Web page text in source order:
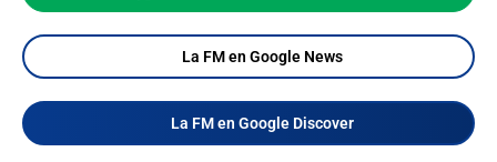
La FM en Google News
La FM en Google Discover